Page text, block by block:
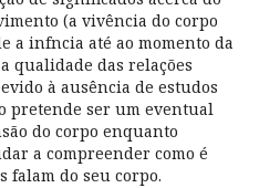
(a vivência do corpo
a infncia até ao momento da
qualidade das relações
à ausência de estudos
pretende ser um eventual
do corpo enquanto
a compreender como é
falam do seu corpo.